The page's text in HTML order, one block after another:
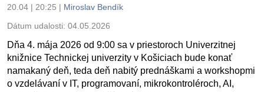
20.04 | 20:25 | Miroslav Bendík
Dátum udalosti: 04.05.2026
Dňa 4. mája 2026 od 9:00 sa v priestoroch Univerzitnej
knižnice Technickej univerzity v Košiciach bude konať
namakaný deň, teda deň nabitý prednáškami a workshopmi
o vzdelávaní v IT, programovaní, mikrokontroléroch, AI,